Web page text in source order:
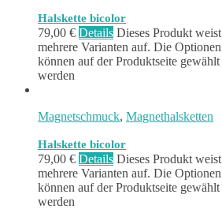
Halskette bicolor
79,00 € Details Dieses Produkt weist
mehrere Varianten auf. Die Optionen
können auf der Produktseite gewählt
werden
Magnetschmuck, Magnethalsketten
Halskette bicolor
79,00 € Details Dieses Produkt weist
mehrere Varianten auf. Die Optionen
können auf der Produktseite gewählt
werden